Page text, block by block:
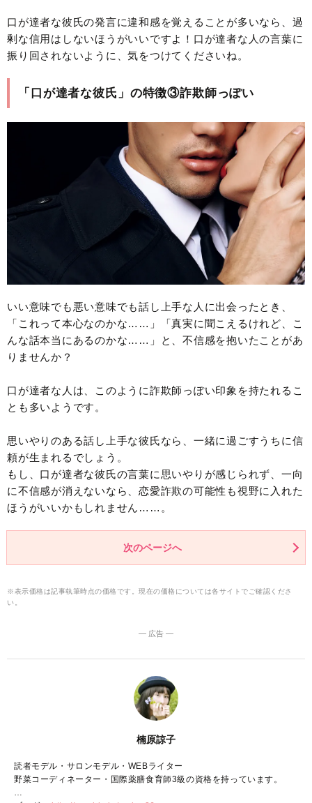
口が達者な彼氏の発言に違和感を覚えることが多いなら、過
剰な信用はしないほうがいいですよ！口が達者な人の言葉に
振り回されないように、気をつけてくださいね。
「口が達者な彼氏」の特徴③詐欺師っぽい
いい意味でも悪い意味でも話し上手な人に出会ったとき、
「これって本心なのかな……」「真実に聞こえるけれど、こ
んな話本当にあるのかな……」と、不信感を抱いたことがあ
りませんか？
口が達者な人は、このように詐欺師っぽい印象を持たれるこ
とも多いようです。
思いやりのある話し上手な彼氏なら、一緒に過ごすうちに信
頼が生まれるでしょう。
もし、口が達者な彼氏の言葉に思いやりが感じられず、一向
に不信感が消えないなら、恋愛詐欺の可能性も視野に入れた
ほうがいいかもしれません……。
次のページへ
※表示価格は記事執筆時点の価格です。現在の価格については各サイトでご確認くださ
い。
― 広告 ―
楠原諒子
読者モデル・サロンモデル・WEBライター
野菜コーディネーター・国際薬膳食育師3級の資格を持っています。